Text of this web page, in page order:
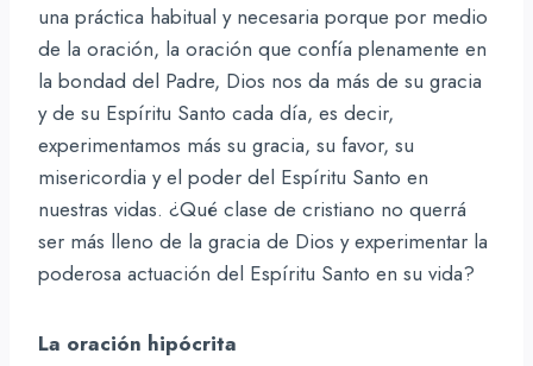
una práctica habitual y necesaria porque por medio
de la oración, la oración que confía plenamente en
la bondad del Padre, Dios nos da más de su gracia
y de su Espíritu Santo cada día, es decir,
experimentamos más su gracia, su favor, su
misericordia y el poder del Espíritu Santo en
nuestras vidas. ¿Qué clase de cristiano no querrá
ser más lleno de la gracia de Dios y experimentar la
poderosa actuación del Espíritu Santo en su vida?
La oración hipócrita